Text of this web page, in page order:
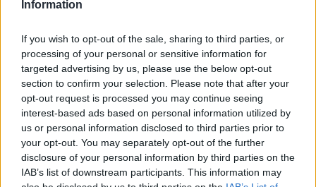
Information
If you wish to opt-out of the sale, sharing to third parties, or
processing of your personal or sensitive information for
targeted advertising by us, please use the below opt-out
section to confirm your selection. Please note that after your
opt-out request is processed you may continue seeing
interest-based ads based on personal information utilized by
us or personal information disclosed to third parties prior to
your opt-out. You may separately opt-out of the further
disclosure of your personal information by third parties on the
IAB’s list of downstream participants. This information may
pieaugums. Vadoties pēc 2024. gada datiem, 15%
sliekšņa gadījumā eksāmenus nebūtu
nokārtojuši gandrīz 2000 skolēnu. Tas nozīmētu ne
tikai personiskas grūtības šiem jauniešiem, bet arī
būtisku papildu slogu izglītības iestādēm un valsts
budžetam, kas šobrīd ir ļoti ierobežots. Piemēram,
2024. gadā vismaz vienu CE nenokārtoja 729 skolēni.
Ja slieksnis būtu 15%, nenokārtoto skaits būtu:
matemātikā 1563 skolēni, angļu valodā 498 skolēni,